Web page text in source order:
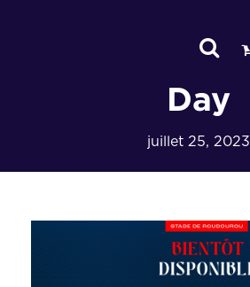
Day
juillet 25, 2023